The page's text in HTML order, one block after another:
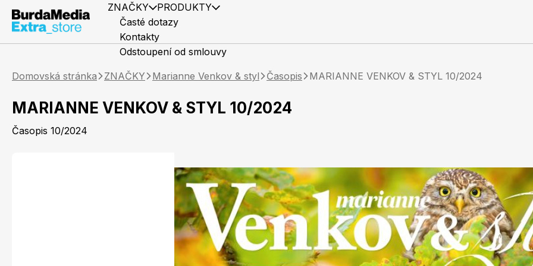
ZNAČKY PRODUKTY
Marianne
Knihy
Časté dotazy
Kontakty
Odstoupení od smlouvy
Domovská stránka ZNAČKY Marianne Venkov & styl Časopis MARIANNE VENKOV & STYL 10/2024
MARIANNE VENKOV & STYL 10/2024
Časopis 10/2024